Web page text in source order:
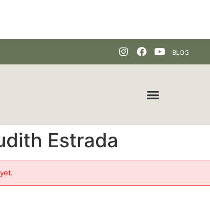
BLOG
Estrada